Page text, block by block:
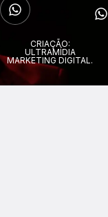
CRIAÇÃO:
ULTRAMÍDIA
MARKETING DIGITAL.